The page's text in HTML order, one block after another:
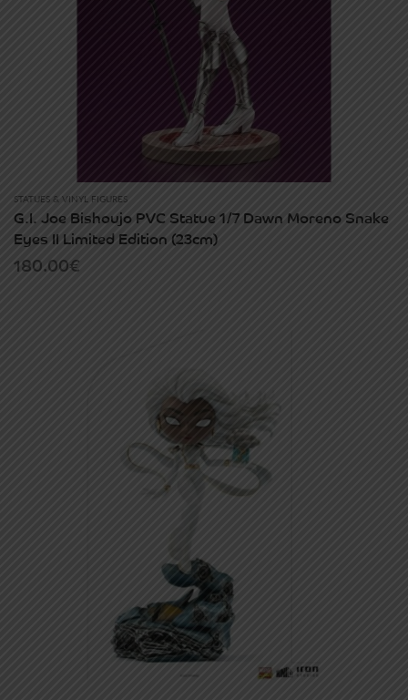
STATUES & VINYL FIGURES
G.I. Joe Bishoujo PVC Statue 1/7 Dawn Moreno Snake
Eyes II Limited Edition (23cm)
180.00€